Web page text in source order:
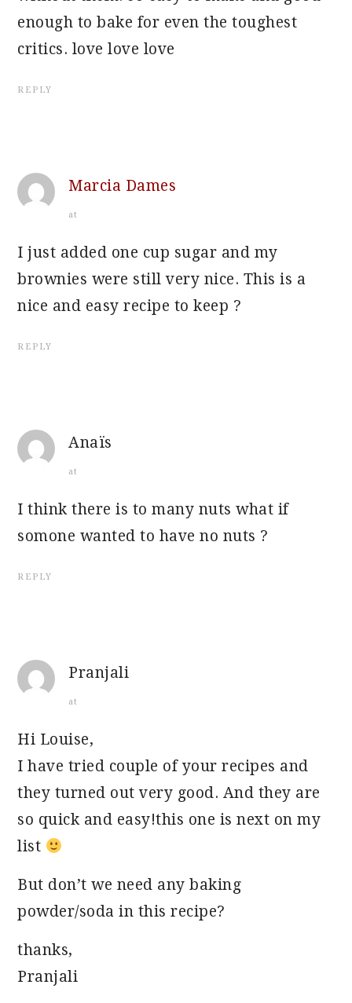
enough to bake for even the toughest
critics. love love love
REPLY
Marcia Dames
at
I just added one cup sugar and my
brownies were still very nice. This is a
nice and easy recipe to keep ?
REPLY
Anaïs
at
I think there is to many nuts what if
somone wanted to have no nuts ?
REPLY
Pranjali
at
Hi Louise,
I have tried couple of your recipes and
they turned out very good. And they are
so quick and easy!this one is next on my
list
But don’t we need any baking
powder/soda in this recipe?
thanks,
Pranjali